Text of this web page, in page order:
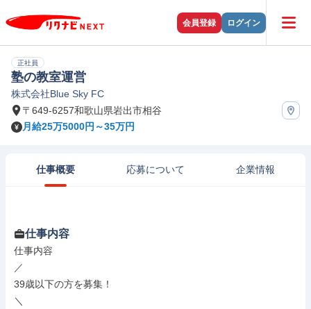
会員登録 ログイン
正社員
塾の教室運営
株式会社Blue Sky FC
〒649-6257和歌山県岩出市相谷
月給25万5000円～35万円
仕事概要 応募について 企業情報
仕事内容
仕事内容
／
39歳以下の方を募集！
＼